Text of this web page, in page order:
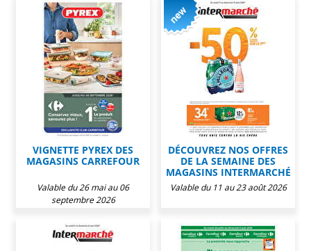
VIGNETTE PYREX DES
MAGASINS CARREFOUR
Valable du 26 mai au 06
septembre 2026
DÉCOUVREZ NOS OFFRES
DE LA SEMAINE DES
MAGASINS INTERMARCHÉ
Valable du 11 au 23 août 2026